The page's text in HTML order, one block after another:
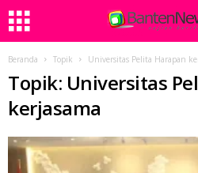
Beranda Topik Universitas Pelita Harapan
Topik: Universitas
kerjasama